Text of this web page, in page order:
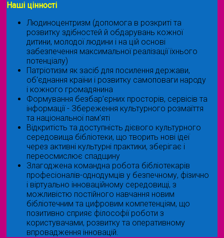
Наші цінності
Людиноцентризм (допомога в розкриті та
розвитку здібностей й обдарувань кожної
дитини, молодої людини і на цій основі
забезпечення максимальної реалізації їхнього
потенціалу)
Патріотизм як засіб для посилення держави,
об'єднання країни і розвитку самоповаги народу
і кожного громадянина
Формування безбар’єрних просторів, сервісів та
інформації - Збереження культурного розмаїття
та національної пам’яті
Відкритість та доступність дієвого культурного
середовища бібліотеки, що творить нові ідеї
через активні культурні практики, зберігає і
переосмислює спадщину
Злагоджена командна робота бібліотекарів
професіоналів-однодумців у безпечному, фізично
і віртуально інноваційному середовищі, з
можливістю постійного навчання новим
бібліотечним та цифровим компетенціям, що
позитивно сприяє філософії роботи з
користувачами, розвитку та оперативному
впровадження інновацій.